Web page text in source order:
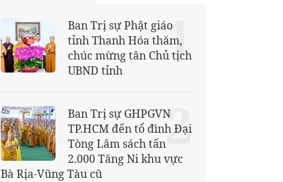
Ban Trị sự Phật giáo
tỉnh Thanh Hóa thăm,
chúc mừng tân Chủ tịch
UBND tỉnh
1
Ban Trị sự GHPGVN
TP.HCM đến tổ đình Đại
Tòng Lâm sách tấn
2.000 Tăng Ni khu vực
Bà Rịa-Vũng Tàu cũ
2